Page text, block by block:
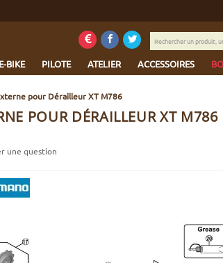
E-BIKE PILOTE ATELIER ACCESSOIRES
Rechercher
un
une
marque...
pour Dérailleur XT M786
POUR DÉRAILLEUR XT M786
une question